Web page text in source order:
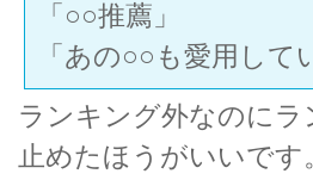
「○○推薦」
「あの○○も愛用して
ランキング外なのに
止めたほうがいいです